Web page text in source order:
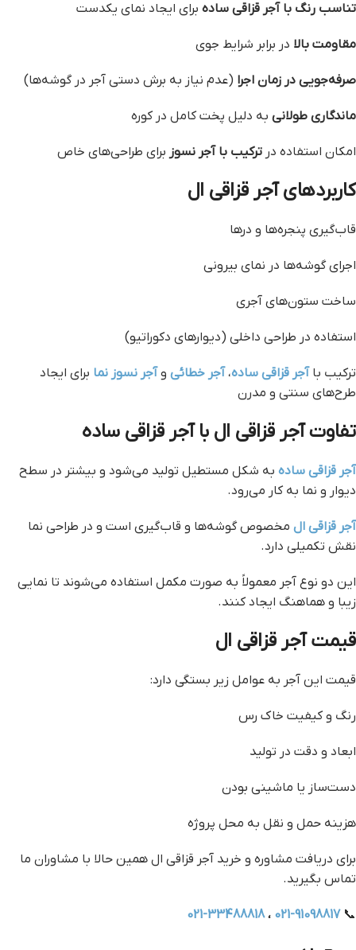
تناسب رنگ با آجر قزاقی ساده برای ایجاد نمای یکدست
مقاومت بالا در برابر شرایط جوی
صرفه‌جویی در زمان اجرا (عدم نیاز به برش دستی آجر در گوشه‌ها)
ماندگاری طولانی به دلیل پخت کامل در کوره
امکان استفاده در ترکیب با آجر نسوز برای طراحی‌های خاص
کاربردهای آجر قزاقی ال
قاب‌گیری پنجره‌ها و درها
اجرای گوشه‌ها در نمای بیرونی
ساخت ستون‌های آجری
استفاده در طراحی داخلی (دیوارهای دکوراتیو)
ترکیب با آجر قزاقی ساده، آجر خطائی و آجر نسوز نما برای ایجاد
طرح‌های سنتی و مدرن
تفاوت آجر قزاقی ال با آجر قزاقی ساده
آجر قزاقی ساده به شکل مستطیل تولید می‌شود و بیشتر در سطح
دیوار و نما به کار می‌رود.
آجر قزاقی ال مخصوص گوشه‌ها و قاب‌گیری است و در طراحی نما
نقش تکمیلی دارد.
این دو نوع آجر معمولاً به صورت مکمل استفاده می‌شوند تا نمایی
زیبا و هماهنگ ایجاد کنند.
قیمت آجر قزاقی ال
قیمت این آجر به عوامل زیر بستگی دارد:
رنگ و کیفیت خاک رس
ابعاد و دقت در تولید
دست‌ساز یا ماشینی بودن
هزینه حمل و نقل به محل پروژه
برای دریافت مشاوره و خرید آجر قزاقی ال همین حالا با مشاوران ما
تماس بگیرید.
📞
021-91098817 ،021-33488818